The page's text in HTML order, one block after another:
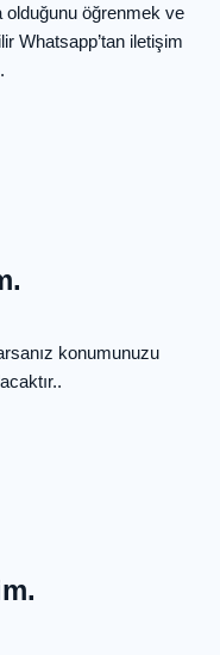
olduğunu öğrenmek ve
Whatsapp’tan iletişim
konumunuzu